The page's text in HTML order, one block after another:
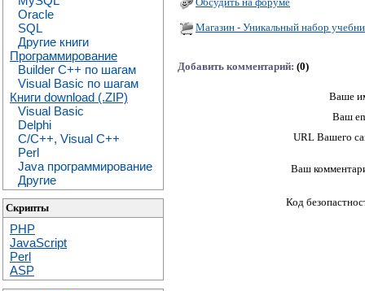
Oracle
SQL
Другие книги
Программирование
Builder C++ по шагам
Visual Basic по шагам
Книги download (.ZIP)
Visual Basic
Delphi
C/C++, Visual C++
Perl
Java программирование
Другие
Скрипты
PHP
JavaScript
Perl
ASP
Магазин - Уникальный набор
Добавить комментарий: (0)
Ваше
Ваш
URL Вашего
Ваш
Код